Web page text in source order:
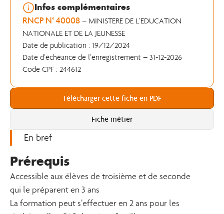
En bref
Prérequis
Accessible aux élèves de troisième et de seconde
qui le préparent en 3 ans
La formation peut s’effectuer en 2 ans pour les
Infos complémentaires
RNCP N° 40008 – MINISTERE DE L’EDUCATION
NATIONALE ET DE LA JEUNESSE
Date de publication : 19/12/2024
Date d’échéance de l’enregistrement – 31-12-2026
Code CPF : 244612
Télécharger cette fiche en PDF
Fiche métier